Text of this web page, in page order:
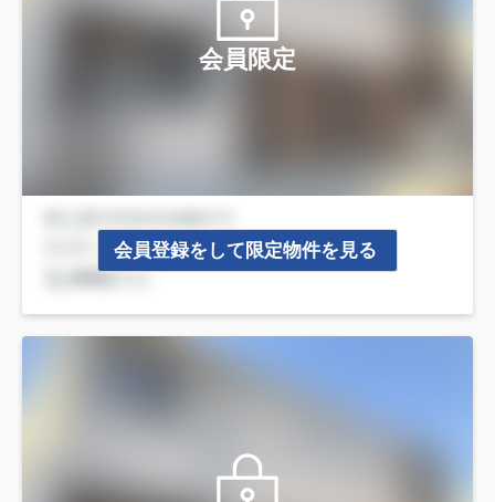
会員限定
会員登録をして限定物件を見る